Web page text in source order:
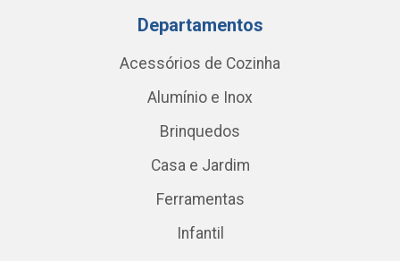
Departamentos
Acessórios de Cozinha
Alumínio e Inox
Brinquedos
Casa e Jardim
Ferramentas
Infantil